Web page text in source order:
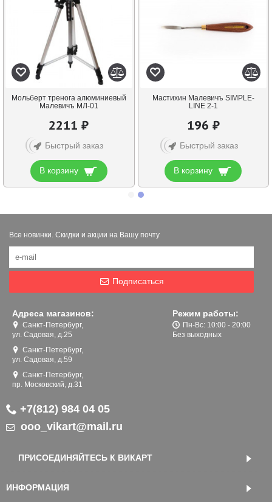
Мольберт тренога алюминиевый
Малевичъ МЛ-01
2211 ₽
Быстрый заказ
В корзину
Мастихин Малевичъ SIMPLE-
LINE 2-1
196 ₽
Быстрый заказ
В корзину
Все новинки. Скидки и акции на Вашу почту
Подписаться
Адреса магазинов:
Санкт-Петербург,
ул. Садовая, д.25
Санкт-Петербург,
ул. Садовая, д.59
Санкт-Петербург,
пр. Московский, д.31
Режим работы:
Пн-Вс: 10:00 - 20:00
Без выходных
+7(812) 984 04 05
ooo_vikart@mail.ru
ПРИСОЕДИНЯЙТЕСЬ К ВИКАРТ
ИНФОРМАЦИЯ